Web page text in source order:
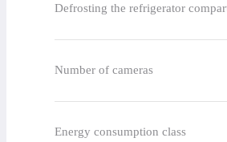
Defrosting the refrigerator
Number of cameras
Energy consumption class